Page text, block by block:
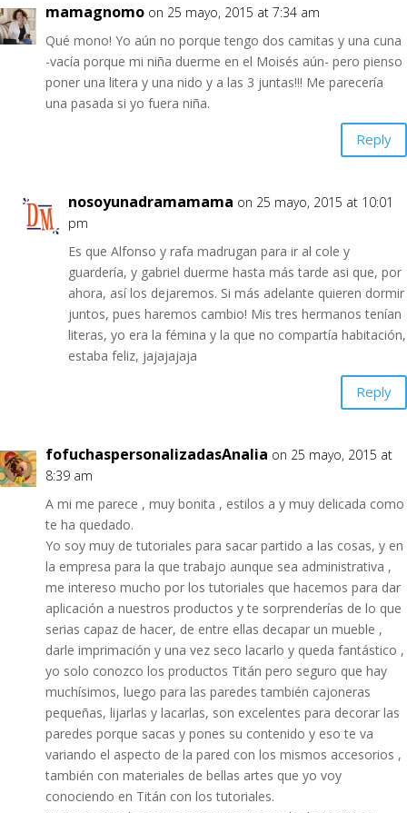
mamagnomo on 25 mayo, 2015 at 7:34 am
Qué mono! Yo aún no porque tengo dos camitas y una cuna
-vacía porque mi niña duerme en el Moisés aún- pero pienso
poner una litera y una nido y a las 3 juntas!!! Me parecería
una pasada si yo fuera niña.
Reply
nosoyunadramamama on 25 mayo, 2015 at 10:01
pm
Es que Alfonso y rafa madrugan para ir al cole y
guardería, y gabriel duerme hasta más tarde asi que, por
ahora, así los dejaremos. Si más adelante quieren dormir
juntos, pues haremos cambio! Mis tres hermanos tenían
literas, yo era la fémina y la que no compartía habitación,
estaba feliz, jajajajaja
Reply
fofuchaspersonalizadasAnalia on 25 mayo, 2015 at
8:39 am
A mi me parece , muy bonita , estilos a y muy delicada como
te ha quedado.
Yo soy muy de tutoriales para sacar partido a las cosas, y en
la empresa para la que trabajo aunque sea administrativa ,
me intereso mucho por los tutoriales que hacemos para dar
aplicación a nuestros productos y te sorprenderías de lo que
serias capaz de hacer, de entre ellas decapar un mueble ,
darle imprimación y una vez seco lacarlo y queda fantástico ,
yo solo conozco los productos Titán pero seguro que hay
muchísimos, luego para las paredes también cajoneras
pequeñas, lijarlas y lacarlas, son excelentes para decorar las
paredes porque sacas y pones su contenido y eso te va
variando el aspecto de la pared con los mismos accesorios ,
también con materiales de bellas artes que yo voy
conociendo en Titán con los tutoriales.